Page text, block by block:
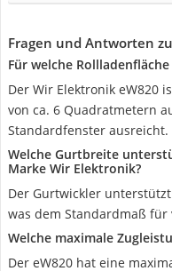
Fragen und Antworten
Für welche
Der Wir Elektronik eW820
von ca. 6 Quadratmetern
Standardfenster ausreicht.
Welche Gurtbreite
Marke ‎Wir Elektronik?
Der Gurtwickler
was dem Standardmaß
Welche maximale
Der eW820 hat eine